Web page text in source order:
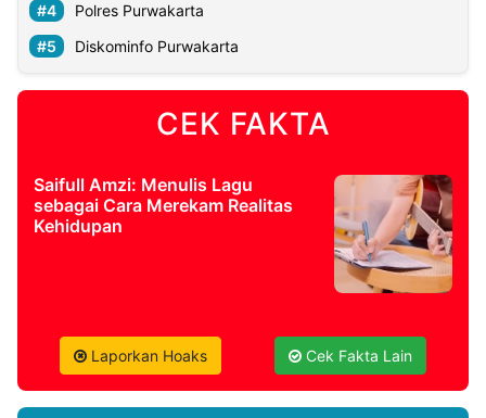
Polres Purwakarta
Diskominfo Purwakarta
CEK FAKTA
Saifull Amzi: Menulis Lagu
sebagai Cara Merekam Realitas
Kehidupan
Laporkan Hoaks Cek Fakta Lain